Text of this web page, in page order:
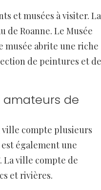
et musées à visiter. La
Roanne. Le Musée
musée abrite une riche
de peintures et de
amateurs de
ville compte plusieurs
également une
La ville compte de
et rivières.